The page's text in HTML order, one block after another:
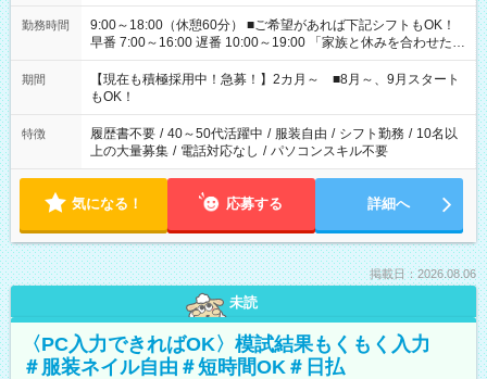
勤務時間
9:00～18:00（休憩60分） ■ご希望があれば下記シフトもOK！
早番 7:00～16:00 遅番 10:00～19:00 「家族と休みを合わせた
い」 「余裕を持って夕飯の準備がしたい」 「できれば残業はし
たくない」 など、ご希望を教えてくださいね。 ※Wワーク希望
の方へ 今ご覧のお仕事で希望する勤務時間と、もう1つのお仕事
の勤務時間。 合計で週40時間を超える場合は応募できません。
期間
【現在も積極採用中！急募！】2カ月～ ■8月～、9月スタート
もOK！
特徴 履歴書不要 / 40～50代活躍中 / 服装自由 / シフト勤務 / 10名以
上の大量募集 / 電話対応なし / パソコンスキル不要
気になる！ 応募する 詳細へ
掲載日：2026.08.06
未読
〈PC入力できればOK〉模試結果もくもく入力
＃服装ネイル自由＃短時間OK＃日払